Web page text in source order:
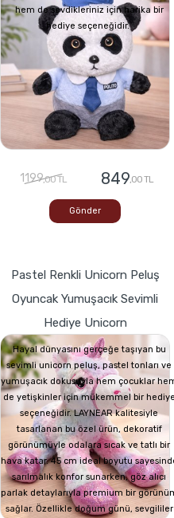
hem de sevdikleriniz için harika bir
hediye seçeneğidir.
1199,00 TL 849,00 TL
Gönder
Pastel Renkli Unicorn Peluş
Oyuncak Yumuşacık Sevimli
Hediye Unicorn
Hayal dünyasını gerçeğe taşıyan bu
sevimli unicorn peluş, pastel tonları ve
yumuşacık dokusuyla hem çocuklar
de yetişkinler için mükemmel bir
seçeneğidir. LAYNEAR kalitesiyle
tasarlanan bu özel ürün, dekoratif
görünümüyle odalara sıcak ve tatlı bir
hava katar. 45 cm ideal boyutu
sarılmalık konfor sunarken, göz alıcı
parlak detaylarıyla premium bir
sağlar. Özellikle doğum günü, sevgililer